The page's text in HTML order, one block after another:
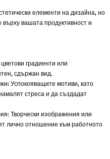
елементи на дизайна, но
вашата продуктивност и
градиенти или
сдържан вид.
Успокояващите мотиви, като
стреса и да създадат
: Творчески изображения или
лично отношение към работното